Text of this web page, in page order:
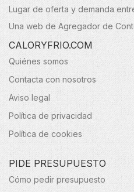
Lugar de oferta y demanda
Una web de Agregador de
CALORYFRIO.COM
Quiénes somos
Contacta con nosotros
Aviso legal
Política de privacidad
Política de cookies
PIDE PRESUPUESTO
Cómo pedir presupuesto